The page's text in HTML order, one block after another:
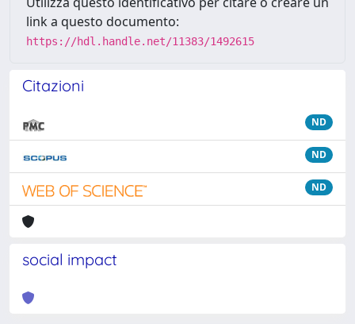
link a questo documento:
https://hdl.handle.net/11383/1492615
Citazioni
ND
ND
ND
social impact